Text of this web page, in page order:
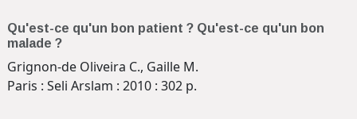
Qu'est-ce qu'un bon patient ? Qu'est-ce qu'un bon
malade ?
Grignon-de Oliveira C., Gaille M.
Paris : Seli Arslam : 2010 : 302 p.